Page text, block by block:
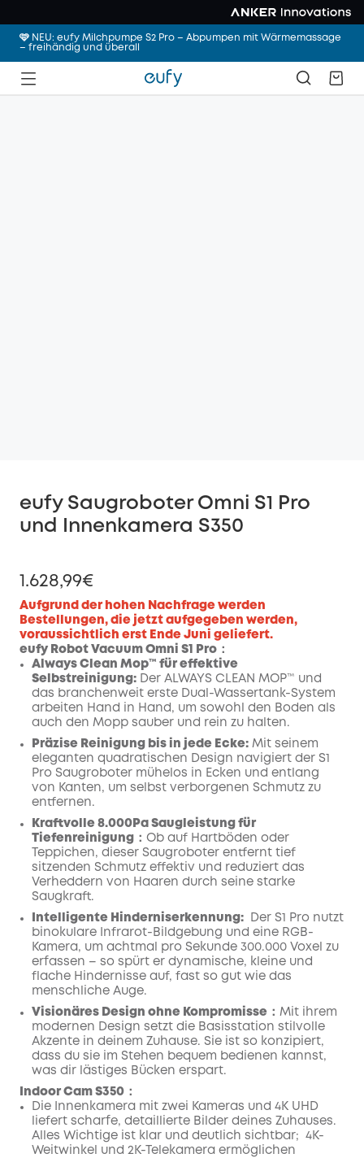
🩷 NEU: eufy Milchpumpe S2 Pro – Abpumpen mit Wärmemassage
– freihändig und überall
eufy Saugroboter Omni S1 Pro
und Innenkamera S350
1.628,99€
Aufgrund der hohen Nachfrage werden
Bestellungen, die jetzt aufgegeben werden,
voraussichtlich erst Ende Juni geliefert.
eufy Robot Vacuum Omni S1 Pro：
Always Clean Mop™ für effektive
Selbstreinigung: Der ALWAYS CLEAN MOP™ und
das branchenweit erste Dual-Wassertank-System
arbeiten Hand in Hand, um sowohl den Boden als
auch den Mopp sauber und rein zu halten.
Präzise Reinigung bis in jede Ecke: Mit seinem
eleganten quadratischen Design navigiert der S1
Pro Saugroboter mühelos in Ecken und entlang
von Kanten, um selbst verborgenen Schmutz zu
entfernen.
Kraftvolle 8.000Pa Saugleistung für
Tiefenreinigung： Ob auf Hartböden oder
Teppichen, dieser Saugroboter entfernt tief
sitzenden Schmutz effektiv und reduziert das
Verheddern von Haaren durch seine starke
Saugkraft.
Intelligente Hinderniserkennung:
Der S1 Pro nutzt
binokulare Infrarot-Bildgebung und eine RGB-
Kamera, um achtmal pro Sekunde 300.000 Voxel zu
erfassen – so spürt er dynamische, kleine und
flache Hindernisse auf, fast so gut wie das
menschliche Auge.
Visionäres Design ohne Kompromisse： Mit ihrem
modernen Design setzt die Basisstation stilvolle
Akzente in deinem Zuhause. Sie ist so konzipiert,
dass du sie im Stehen bequem bedienen kannst,
was dir lästiges Bücken erspart.
Indoor Cam S350：
Die Innenkamera mit zwei Kameras und 4K UHD
liefert scharfe, detaillierte Bilder deines Zuhauses.
Alles Wichtige ist klar und deutlich sichtbar;
4K-
Weitwinkel und 2K-Telekamera ermöglichen